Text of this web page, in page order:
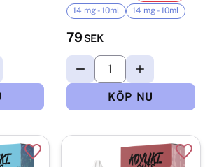
79 SEK
14 mg - 10ml
14 mg - 10ml
Lägg till i favoriter